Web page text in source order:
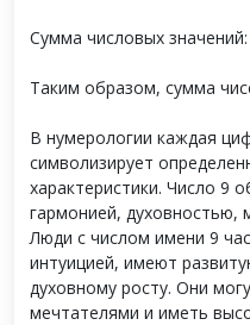
Сумма числовых
Таким образом, сумма
В нумерологии каждая
символизирует
характеристики. Число 9
гармонией, духовностью,
Люди с числом имени 9
интуицией, имеют
духовному росту. Они
мечтателями и иметь